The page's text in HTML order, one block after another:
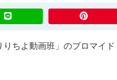
ちよ動画班」のブロマイド